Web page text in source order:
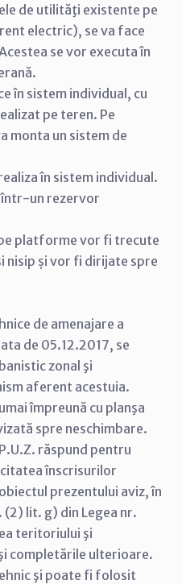
de utilităţi existente pe
electric), se va face
se vor executa în
în sistem individual, cu
pe teren. Pe
monta un sistem de
în sistem individual.
un rezervor
platforme vor fi trecute
nisip și vor fi dirijate spre
de amenajare a
de 05.12.2017, se
zonal şi
aferent acestuia.
împreună cu planşa
spre neschimbare.
răspund pentru
înscrisurilor
prezentului aviz, în
lit. g) din Legea nr.
teritoriului şi
completările ulterioare.
şi poate fi folosit